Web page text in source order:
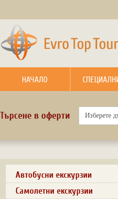
НАЧАЛО
Търсене в оферти
Автобусни екскурзии
Самолетни екскурзии